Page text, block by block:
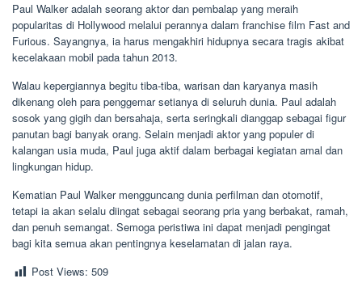
Paul Walker adalah seorang aktor dan pembalap yang meraih
popularitas di Hollywood melalui perannya dalam franchise film Fast and
Furious. Sayangnya, ia harus mengakhiri hidupnya secara tragis akibat
kecelakaan mobil pada tahun 2013.
Walau kepergiannya begitu tiba-tiba, warisan dan karyanya masih
dikenang oleh para penggemar setianya di seluruh dunia. Paul adalah
sosok yang gigih dan bersahaja, serta seringkali dianggap sebagai figur
panutan bagi banyak orang. Selain menjadi aktor yang populer di
kalangan usia muda, Paul juga aktif dalam berbagai kegiatan amal dan
lingkungan hidup.
Kematian Paul Walker mengguncang dunia perfilman dan otomotif,
tetapi ia akan selalu diingat sebagai seorang pria yang berbakat, ramah,
dan penuh semangat. Semoga peristiwa ini dapat menjadi pengingat
bagi kita semua akan pentingnya keselamatan di jalan raya.
Post Views: 509